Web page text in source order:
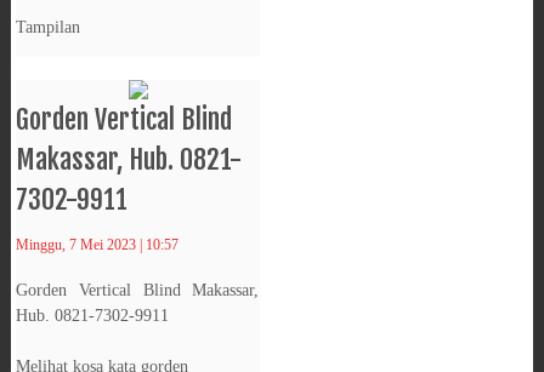
Tampilan
Gorden Vertical Blind
Makassar, Hub. 0821-
7302-9911
Minggu, 7 Mei 2023 | 10:57
Gorden Vertical Blind Makassar,
Hub. 0821-7302-9911
Melihat kosa kata gorden